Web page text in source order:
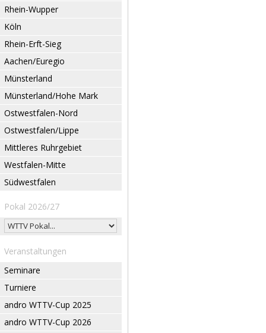
Rhein-Wupper
Köln
Rhein-Erft-Sieg
Aachen/Euregio
Münsterland
Münsterland/Hohe Mark
Ostwestfalen-Nord
Ostwestfalen/Lippe
Mittleres Ruhrgebiet
Westfalen-Mitte
Südwestfalen
Pokal 2026/27
Veranstaltungen
Seminare
Turniere
andro WTTV-Cup 2025
andro WTTV-Cup 2026